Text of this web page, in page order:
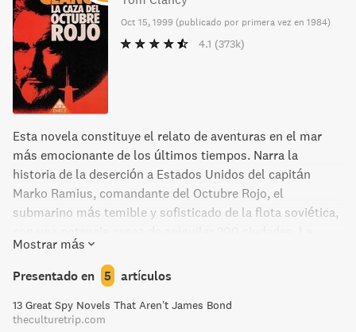
Oct 15, 1999 (publicado por primera vez en 1984)
4.1 (373k)
Esta novela constituye el relato de aventuras en el mar
más emocionante de los últimos tiempos. Narra la
historia de la deserción a Estados Unidos del capitán
Marko Ramius, comandante del Octubre Rojo, el
submarino más temible y sofisticado de la flota soviética,
armada soviética se movilizará completamente, con el
objetivo de destruir el submarino a toda costa antes de
que Estados Unidos consiga hallarlo y conducirlo a sus
aguas... A partir de este libro, exito mundial luego llevado
al cine con Sean Connery, Tom Clancy ha sido reconocido
Mostrar más
Presentado en 5 artículos
13 Great Spy Novels That Aren’t James Bond
theculturetrip.com